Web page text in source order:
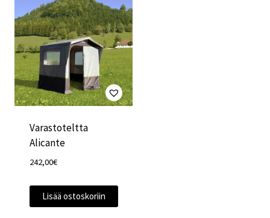
Varastoteltta
Alicante
242,00€
Lisää ostoskoriin